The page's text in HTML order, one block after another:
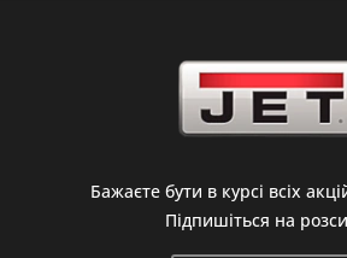
Бажаєте бути в курсі всіх
Підпишіться на